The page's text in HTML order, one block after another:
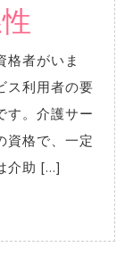
用
と
資
格
格者がいま
ス利用者の要
す。介護サー
資格で、一定
介助 […]